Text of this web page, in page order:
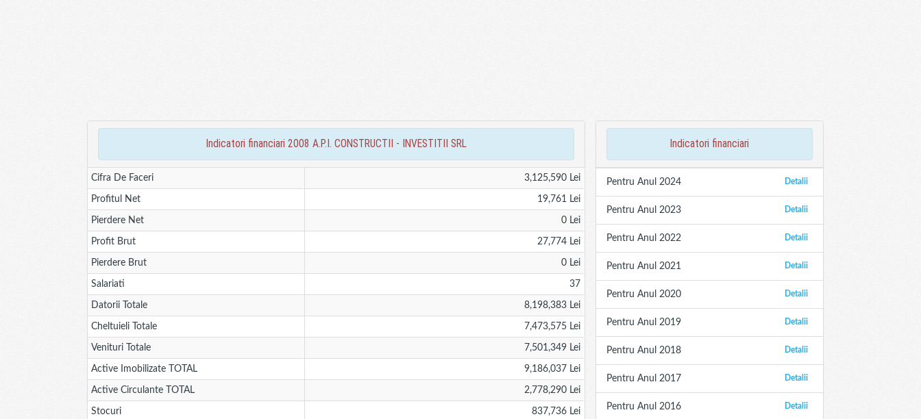
indicatori financiari 2008 A.P.I. CONSTRUCTII - INVESTITII SRL
Cifra De Faceri 3,125,590 Lei
Profitul Net 19,761 Lei
Pierdere Net 0 Lei
Profit Brut 27,774 Lei
Pierdere Brut 0 Lei
Salariati 37
Datorii Totale 8,198,383 Lei
Cheltuieli Totale 7,473,575 Lei
Venituri Totale 7,501,349 Lei
Active Imobilizate TOTAL 9,186,037 Lei
Active Circulante TOTAL 2,778,290 Lei
Stocuri 837,736 Lei
indicatori financiari
Detalii
Pentru Anul 2024
Detalii
Pentru Anul 2023
Detalii
Pentru Anul 2022
Detalii
Pentru Anul 2021
Detalii
Pentru Anul 2020
Detalii
Pentru Anul 2019
Detalii
Pentru Anul 2018
Detalii
Pentru Anul 2017
Detalii
Pentru Anul 2016